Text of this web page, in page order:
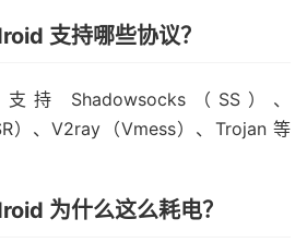
支持哪些协议？
持 Shadowsocks（SS）、
）、V2ray（Vmess）、Trojan 等
为什么这么耗电？